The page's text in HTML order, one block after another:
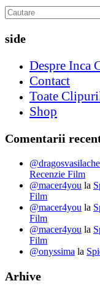
side
Despre Inca
Contact
Toate
Shop
Comentarii
Recenzie Film
@macer4you la
Film
@macer4you la
Film
@macer4you la
Film
@onyssima la
Arhive